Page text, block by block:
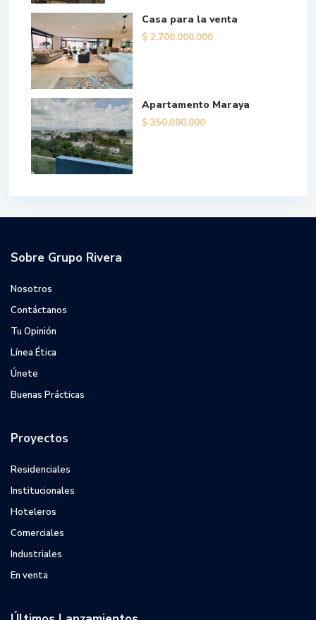
Casa para la venta
$ 2.700.000.000
Apartamento Maraya
$ 350.000.000
Sobre Grupo Rivera
Nosotros
Contáctanos
Tu Opinión
Línea Ética
Únete
Buenas Prácticas
Proyectos
Residenciales
Institucionales
Hoteleros
Comerciales
Industriales
En venta